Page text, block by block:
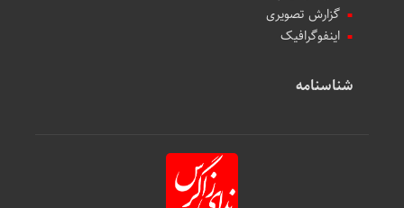
گزارش تصویری
اینفوگرافیک
شناسنامه